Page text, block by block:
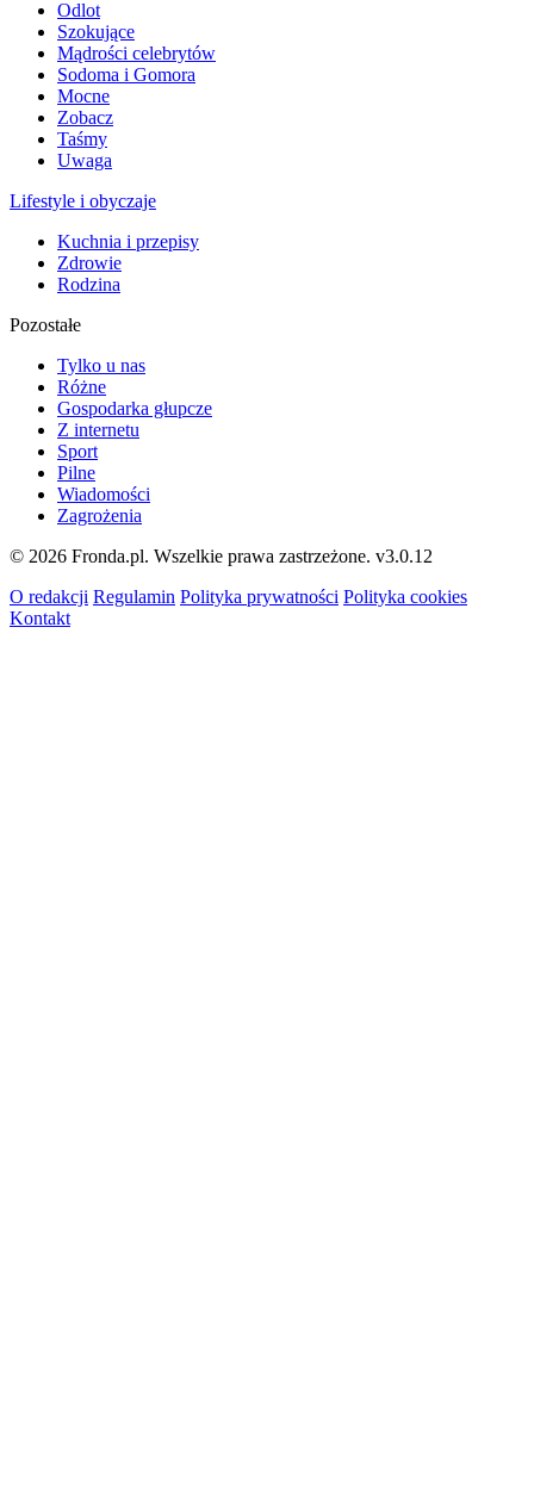
Odlot
Szokujące
Mądrości celebrytów
Sodoma i Gomora
Mocne
Zobacz
Taśmy
Uwaga
Lifestyle i obyczaje
Kuchnia i przepisy
Zdrowie
Rodzina
Pozostałe
Tylko u nas
Różne
Gospodarka głupcze
Z internetu
Sport
Pilne
Wiadomości
Zagrożenia
© 2026 Fronda.pl. Wszelkie prawa zastrzeżone. v3.0.12
O redakcji Regulamin Polityka prywatności Polityka cookies
Kontakt